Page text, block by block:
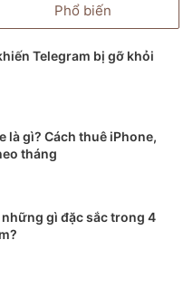
Phổ biến
Telegram bị gỡ khỏi
là gì? Cách thuê iPhone,
tháng
gì đặc sắc trong 4